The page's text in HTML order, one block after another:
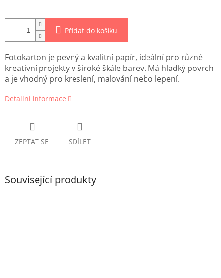
Přidat do košíku
Fotokarton je pevný a kvalitní papír, ideální pro různé
kreativní projekty v široké škále barev. Má hladký povrch
a je vhodný pro kreslení, malování nebo lepení.
Detailní informace
ZEPTAT SE SDÍLET
Související produkty